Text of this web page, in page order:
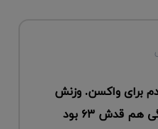
برای واکسن. وزنش
۷۹۰۰ بود قدش ۶۳ ۴ ماهگی هم قدش ۶۳ بود